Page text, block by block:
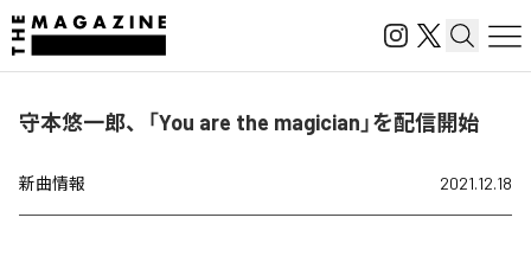
守本悠一郎、「You are the magician」を配信開始
新曲情報 2021.12.18